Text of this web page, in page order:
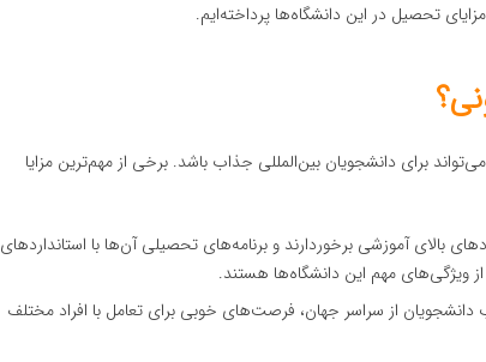
تحصیل در این دانشگاه‌ها پرداخته‌ایم.
برای دانشجویان بین‌المللی جذاب باشد. برخی از مهم‌ترین مزایا
بالای آموزشی برخوردارند و برنامه‌های تحصیلی آن‌ها با استانداردهای
ویژگی‌های مهم این دانشگاه‌ها هستند.
از سراسر جهان، فرصت‌های خوبی برای تعامل با افراد مختلف